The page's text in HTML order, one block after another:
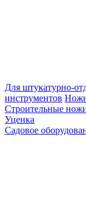
Для штукатурно-
инструментов
Строительные
Уценка
Садовое